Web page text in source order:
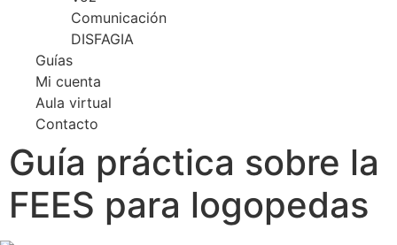
Comunicación
DISFAGIA
Guías
Mi cuenta
Aula virtual
Contacto
Guía práctica sobre la
FEES para logopedas